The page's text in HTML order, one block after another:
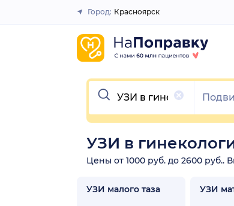
Закрыть
Город: Красноярск
Очистить
УЗИ в
Цены от 1000 руб. до 2600 руб..
УЗИ малого таза УЗИ